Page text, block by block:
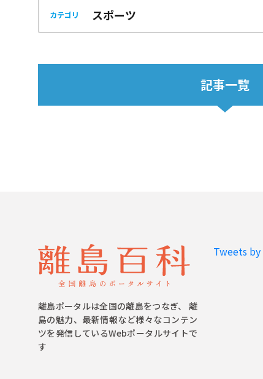
カテゴリ
記事一覧
離島ポータルは全国の離島をつなぎ、 離
島の魅力、最新情報など様々なコンテン
ツを発信しているWebポータルサイトで
す
Tweets